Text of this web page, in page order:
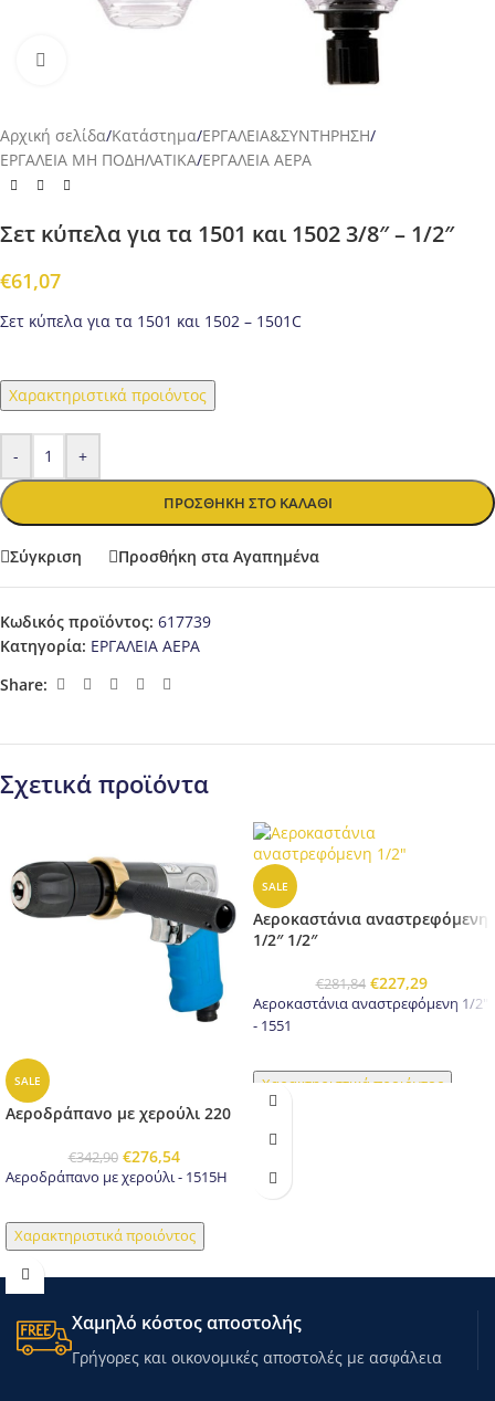
Αρχική σελίδα/Κατάστημα/ΕΡΓΑΛΕΙΑ&ΣΥΝΤΗΡΗΣΗ/
ΕΡΓΑΛΕΙΑ ΜΗ ΠΟΔΗΛΑΤΙΚΑ/ΕΡΓΑΛΕΙΑ ΑΕΡΑ
Σετ κύπελα για τα 1501 και 1502 3/8″ – 1/2″
€61,07
Σετ κύπελα για τα 1501 και 1502 – 1501C
Χαρακτηριστικά προιόντος
- +
ΠΡΟΣΘΉΚΗ ΣΤΟ ΚΑΛΆΘΙ
Σύγκριση Προσθήκη στα Αγαπημένα
Κωδικός προϊόντος: 617739
Κατηγορία: ΕΡΓΑΛΕΙΑ ΑΕΡΑ
Share:
Σχετικά προϊόντα
SALE
Αεροδράπανο με χερούλι 220
€342,90 €276,54
Αεροδράπανο με χερούλι - 1515H
Χαρακτηριστικά προιόντος
SALE
Αεροκαστάνια αναστρεφόμενη
1/2″ 1/2″
€281,84 €227,29
Αεροκαστάνια αναστρεφόμενη 1/2"
- 1551
Χαρακτηριστικά προιόντος
Χαμηλό κόστος αποστολής
Γρήγορες και οικονομικές αποστολές με ασφάλεια